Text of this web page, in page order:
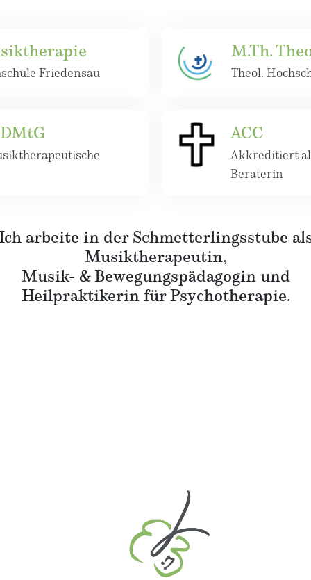
Friedensau
M.Th.
Theol.
ACC
Akkreditiert
Beraterin
arbeite in der Schmetterlingsstube
Musiktherapeutin,
Musik- & Bewegungspädagogin und
Heilpraktikerin für Psychotherapie.